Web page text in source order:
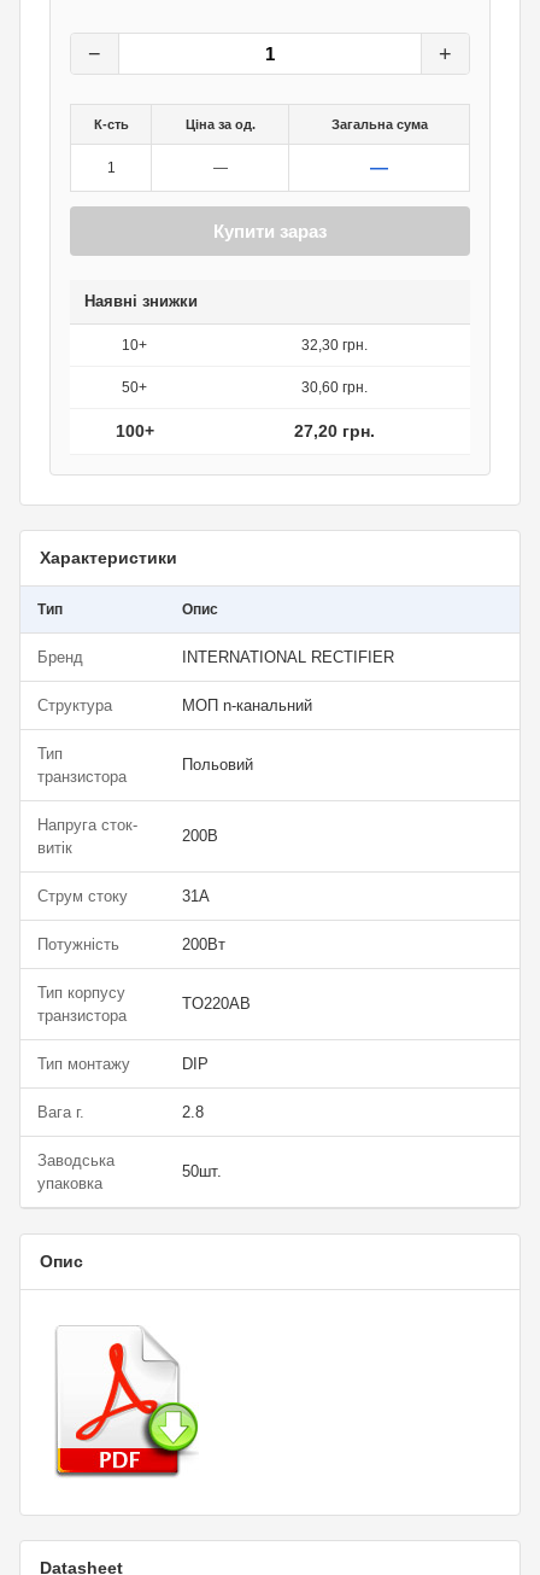
− +
К-сть Ціна за од. Загальна сума
1 — —
Купити зараз
Наявні знижки
10+ 32,30 грн.
50+ 30,60 грн.
100+ 27,20 грн.
Характеристики
Тип Опис
Бренд INTERNATIONAL RECTIFIER
Структура МОП n-канальний
Тип
транзистора
Польовий
Напруга сток-
витік
200В
Струм стоку 31А
Потужність 200Вт
Тип корпусу
транзистора
TO220AB
Тип монтажу DIP
Вага г. 2.8
Заводська
упаковка
50шт.
Опис
Datasheet